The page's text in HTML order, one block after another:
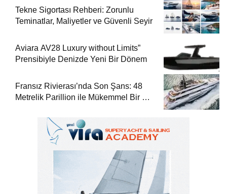
Tekne Sigortası Rehberi: Zorunlu
Teminatlar, Maliyetler ve Güvenli Seyir
Aviara AV28 Luxury without Limits”
Prensibiyle Denizde Yeni Bir Dönem
Fransız Rivierası’nda Son Şans: 48
Metrelik Parillion ile Mükemmel Bir Yat